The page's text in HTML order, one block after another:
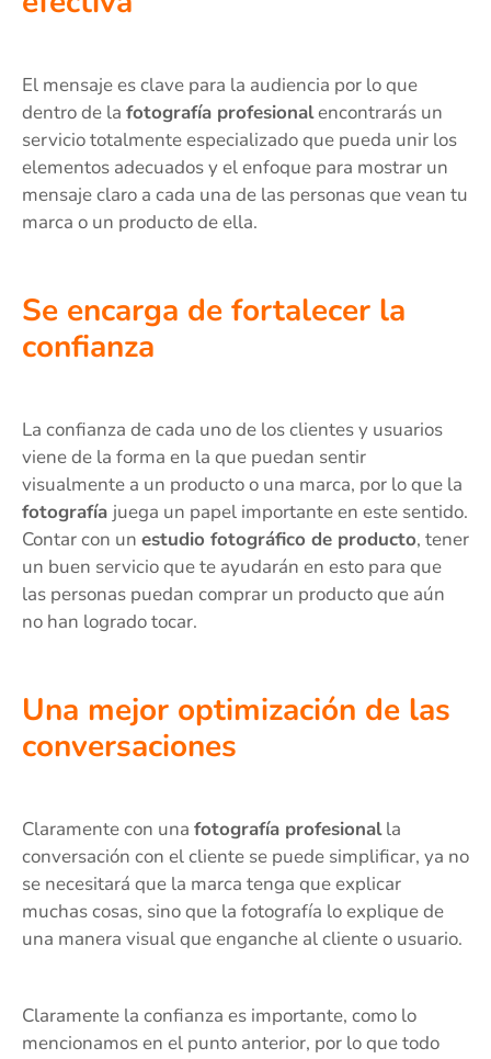
El mensaje es clave para la audiencia por lo que
dentro de la fotografía profesionalencontrarás un
servicio totalmente especializado que pueda unir los
elementos adecuados y el enfoque para mostrar un
mensaje claro a cada una de las personas que vean tu
marca o un producto de ella.
Se encarga de fortalecer la
confianza
La confianza de cada uno de los clientes y usuarios
viene de la forma en la que puedan sentir
visualmente a un producto o una marca, por lo que la
fotografía juega un papel importante en este sentido.
Contar con un estudio fotográfico de producto, tener
un buen servicio que te ayudarán en esto para que
las personas puedan comprar un producto que aún
no han logrado tocar.
Una mejor optimización de las
conversaciones
Claramente con una fotografía profesionalla
conversación con el cliente se puede simplificar, ya no
se necesitará que la marca tenga que explicar
muchas cosas, sino que la fotografía lo explique de
una manera visual que enganche al cliente o usuario.
Claramente la confianza es importante, como lo
mencionamos en el punto anterior, por lo que todo